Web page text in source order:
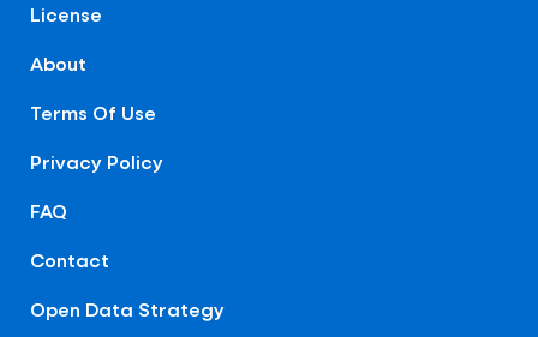
License
About
Terms Of Use
Privacy Policy
FAQ
Contact
Open Data Strategy